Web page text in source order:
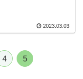
2023.03.03
4 5